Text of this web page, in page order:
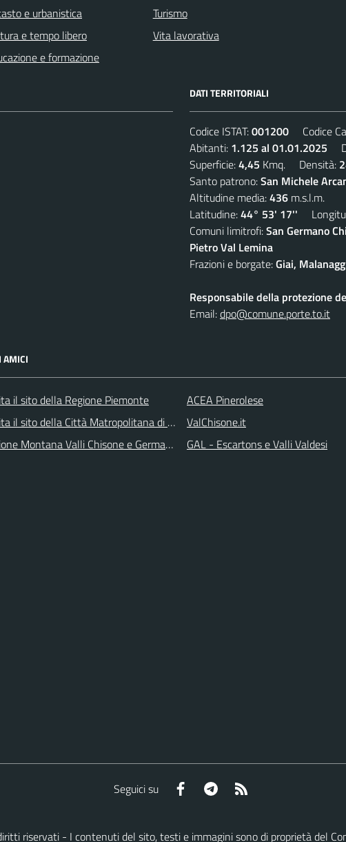
e urbanistica
e tempo libero
e formazione
Turismo
Vita lavorativa
DATI TERRITORIALI
Codice ISTAT:001200 Codice
Abitanti: 1.125 al 01.01.2025
Superficie:4,45 Kmq. Densità:
Santo patrono:San Michele
Altitudine media:436 m.s.l.m.
Latitudine:44° 53' 17''
Comuni limitrofi:San Germano
Pietro Val Lemina
Frazioni e borgate:Giai,
Responsabile della protezione
Email:dpo@comune.porte.to.it
AMICI
il sito della Regione Piemonte
il sito della Città Matropolitana di Torino
Montana Valli Chisone e Germanasca
ACEA Pinerolese
ValChisone.it
GAL - Escartons e Valli Valdesi
Seguici su Facebook Telegram
riservati - I contenuti del sito, testi e immagini sono di proprietà del